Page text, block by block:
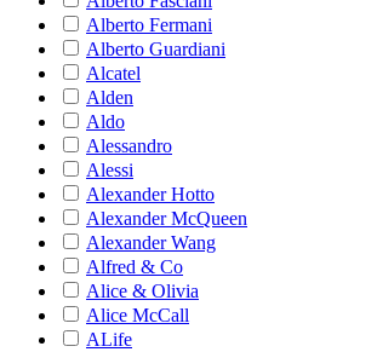
Alberto Fermani
Alberto Guardiani
Alcatel
Alden
Aldo
Alessandro
Alessi
Alexander Hotto
Alexander McQueen
Alexander Wang
Alfred & Co
Alice & Olivia
Alice McCall
ALife